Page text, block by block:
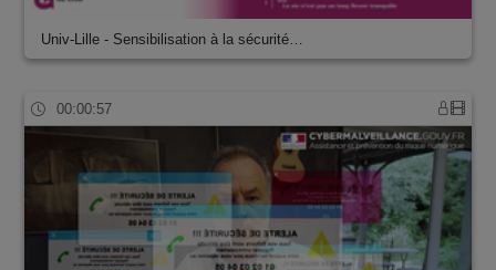
Univ-Lille - Sensibilisation à la sécurité…
00:00:57